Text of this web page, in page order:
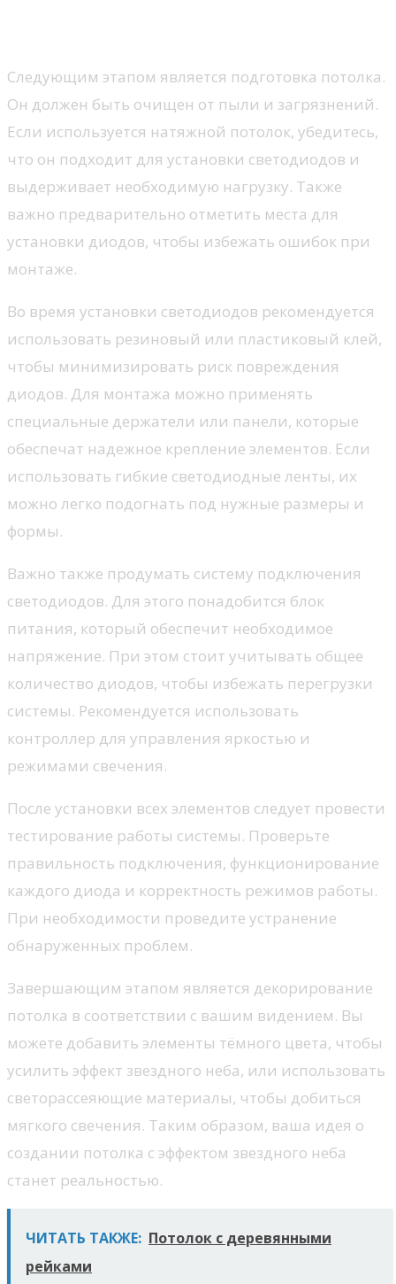
Следующим этапом является подготовка потолка.
Он должен быть очищен от пыли и загрязнений.
Если используется натяжной потолок, убедитесь,
что он подходит для установки светодиодов и
выдерживает необходимую нагрузку. Также
важно предварительно отметить места для
установки диодов, чтобы избежать ошибок при
монтаже.
Во время установки светодиодов рекомендуется
использовать резиновый или пластиковый клей,
чтобы минимизировать риск повреждения
диодов. Для монтажа можно применять
специальные держатели или панели, которые
обеспечат надежное крепление элементов. Если
использовать гибкие светодиодные ленты, их
можно легко подогнать под нужные размеры и
формы.
Важно также продумать систему подключения
светодиодов. Для этого понадобится блок
питания, который обеспечит необходимое
напряжение. При этом стоит учитывать общее
количество диодов, чтобы избежать перегрузки
системы. Рекомендуется использовать
контроллер для управления яркостью и
режимами свечения.
После установки всех элементов следует провести
тестирование работы системы. Проверьте
правильность подключения, функционирование
каждого диода и корректность режимов работы.
При необходимости проведите устранение
обнаруженных проблем.
Завершающим этапом является декорирование
потолка в соответствии с вашим видением. Вы
можете добавить элементы тёмного цвета, чтобы
усилить эффект звездного неба, или использовать
светорассеяющие материалы, чтобы добиться
мягкого свечения. Таким образом, ваша идея о
создании потолка с эффектом звездного неба
станет реальностью.
ЧИТАТЬ ТАКЖЕ: Потолок с деревянными
рейками